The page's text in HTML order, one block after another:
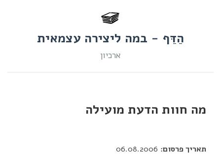
הַדַּף - במה ליצירה עצמאית
ארכיון
מה חוות הדעת מועילה
תאריך פרסום: